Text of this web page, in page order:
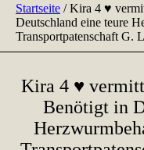
Startseite /Kira 4 ♥
Deutschland eine teure
Transportpatenschaft G.
Kira 4 ♥
Benötigt in